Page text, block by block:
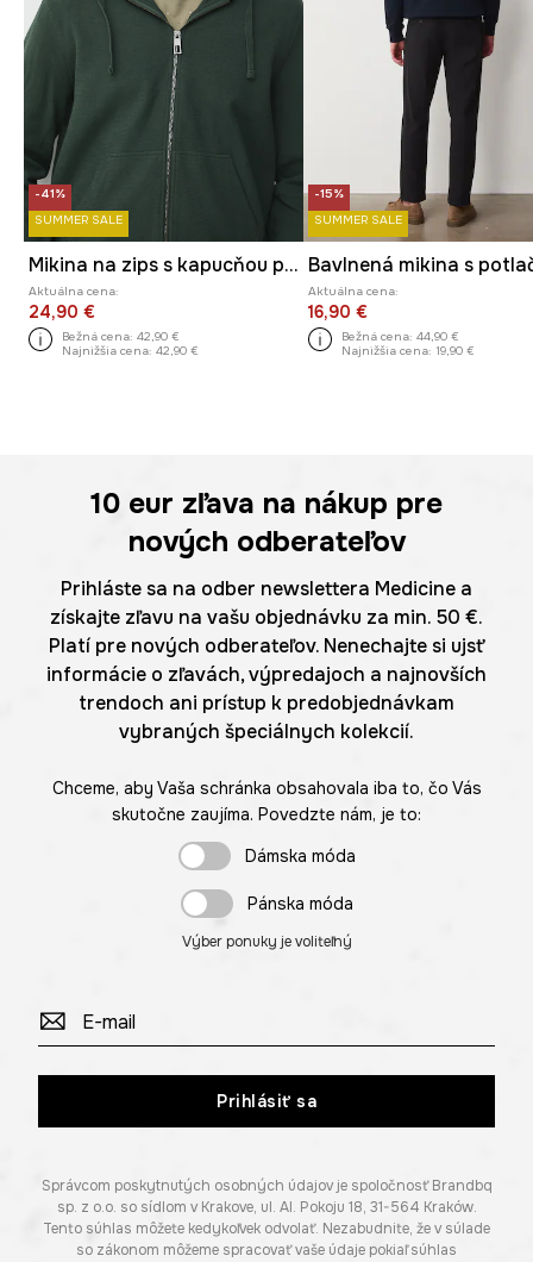
-41%
SUMMER SALE
Mikina na zips s kapucňou pánska bavlnená s elastanom
Aktuálna cena:
24,90 €
Bežná cena: 42,90 €
Najnižšia cena: 42,90 €
-15%
SUMMER SALE
Bavlnená mikina s
Aktuálna cena:
16,90 €
Bežná cena: 44,90 €
Najnižšia cena: 19,90 €
10 eur zľava na nákup pre
nových odberateľov
Prihláste sa na odber newslettera Medicine a
získajte zľavu na vašu objednávku za min. 50 €.
Platí pre nových odberateľov. Nenechajte si ujsť
informácie o zľavách, výpredajoch a najnovších
trendoch ani prístup k predobjednávkam
vybraných špeciálnych kolekcií.
Chceme, aby Vaša schránka obsahovala iba to, čo Vás
skutočne zaujíma. Povedzte nám, je to:
Dámska móda
Pánska móda
Výber ponuky je voliteľný
Prihlásiť sa
Správcom poskytnutých osobných údajov je spoločnosť Brandbq
sp. z o.o. so sídlom v Krakove, ul. Al. Pokoju 18, 31-564 Kraków.
Tento súhlas môžete kedykoľvek odvolať. Nezabudnite, že v súlade
so zákonom môžeme spracovať vaše údaje pokiaľ súhlas